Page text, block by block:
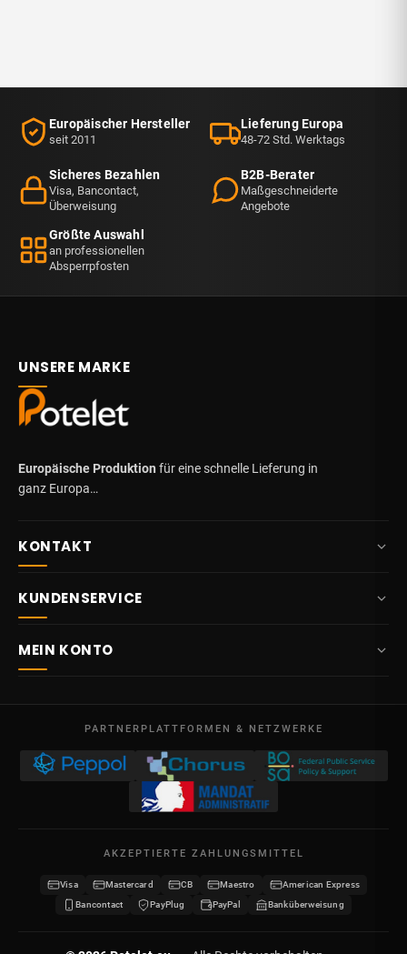
Europäischer Hersteller
seit 2011
Lieferung Europa
48-72 Std. Werktags
Sicheres Bezahlen
Visa, Bancontact,
Überweisung
B2B-Berater
Maßgeschneiderte
Angebote
Größte Auswahl
an professionellen
Absperrpfosten
UNSERE MARKE
Europäische Produktion für eine schnelle Lieferung in
ganz Europa…
KONTAKT
Mo – Fr
09:00 – 17:00
USt-IdNr. BE 0641.740.320 - Lüttich
KUNDENSERVICE
Lieferung
AGB
Datenschutz
MEIN KONTO
Meine Gutschriften
Meine Gutscheine
Wiederverkäufer werden
PARTNERPLATTFORMEN & NETZWERKE
AKZEPTIERTE ZAHLUNGSMITTEL
Visa Mastercard CB Maestro
American Express
Bancontact
PayPlug PayPal Banküberweisung